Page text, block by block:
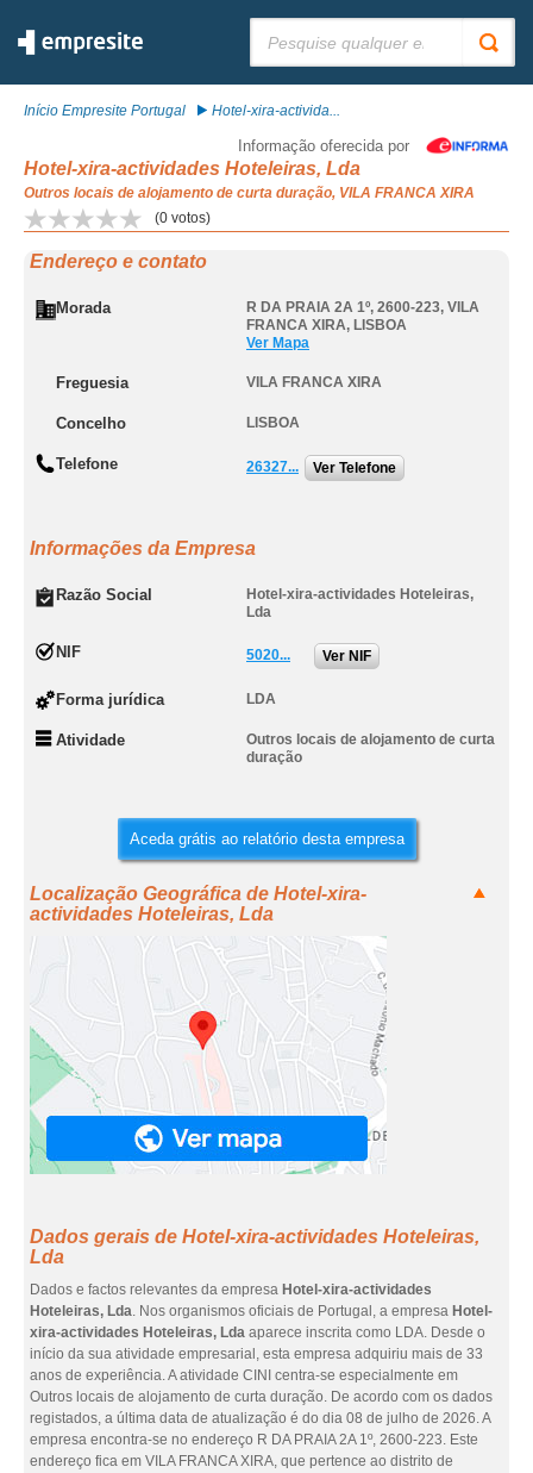
Início Empresite Portugal Hotel-xira-activida...
Informação oferecida por
Hotel-xira-actividades Hoteleiras, Lda
Outros locais de alojamento de curta duração, VILA FRANCA XIRA
(0 votos)
Endereço e contato
Morada R DA PRAIA 2A 1º, 2600-223, VILA
FRANCA XIRA, LISBOA
Ver Mapa
Freguesia VILA FRANCA XIRA
Concelho LISBOA
Telefone 26327... Ver Telefone
Informações da Empresa
Razão Social
Hotel-xira-actividades Hoteleiras,
Lda
NIF 5020... Ver NIF
Forma jurídica LDA
Atividade
Outros locais de alojamento de curta
duração
Aceda grátis ao relatório desta empresa
Localização Geográfica de Hotel-xira-
actividades Hoteleiras, Lda
Dados gerais de Hotel-xira-actividades Hoteleiras,
Lda
Dados e factos relevantes da empresa Hotel-xira-actividades
Hoteleiras, Lda. Nos organismos oficiais de Portugal, a empresa Hotel-
xira-actividades Hoteleiras, Lda aparece inscrita como LDA. Desde o
início da sua atividade empresarial, esta empresa adquiriu mais de 33
anos de experiência. A atividade CINI centra-se especialmente em
Outros locais de alojamento de curta duração. De acordo com os dados
registados, a última data de atualização é do dia 08 de julho de 2026. A
empresa encontra-se no endereço R DA PRAIA 2A 1º, 2600-223. Este
endereço fica em VILA FRANCA XIRA, que pertence ao distrito de